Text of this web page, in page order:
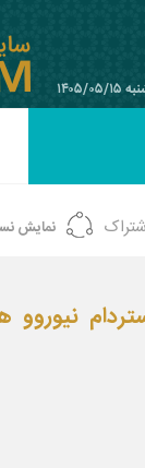
۰۵/۱۵
نمایش
نیوروو